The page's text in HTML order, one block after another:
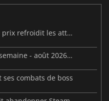
Steam Frame : une fuite sur le prix refroidit les attentes VR
Sorties de jeux vidéo de cette semaine - août 2026 (semaine 32)
combats de boss